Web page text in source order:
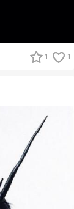
1 1